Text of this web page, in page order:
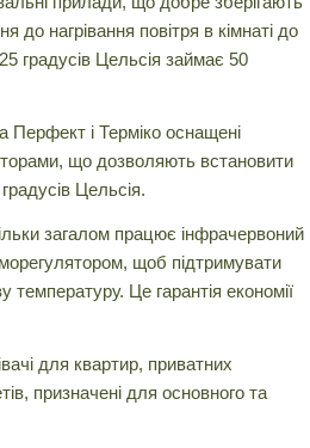
до нагрівання повітря в кімнаті до
градусів Цельсія займає 50
Перфект і Терміко оснащені
що дозволяють встановити
Цельсія.
загалом працює інфрачервоний
щоб підтримувати
температуру. Це гарантія економії
для квартир, приватних
призначені для основного та